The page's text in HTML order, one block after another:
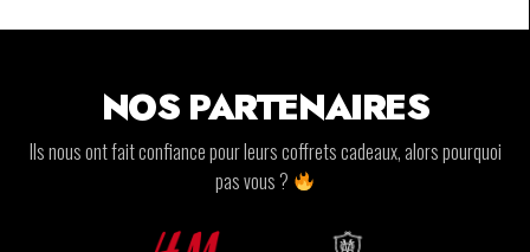
NOS PARTENAIRES
Ils nous ont fait confiance pour leurs coffrets cadeaux, alors pourquoi
pas vous ?